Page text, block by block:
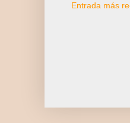
Entrada más